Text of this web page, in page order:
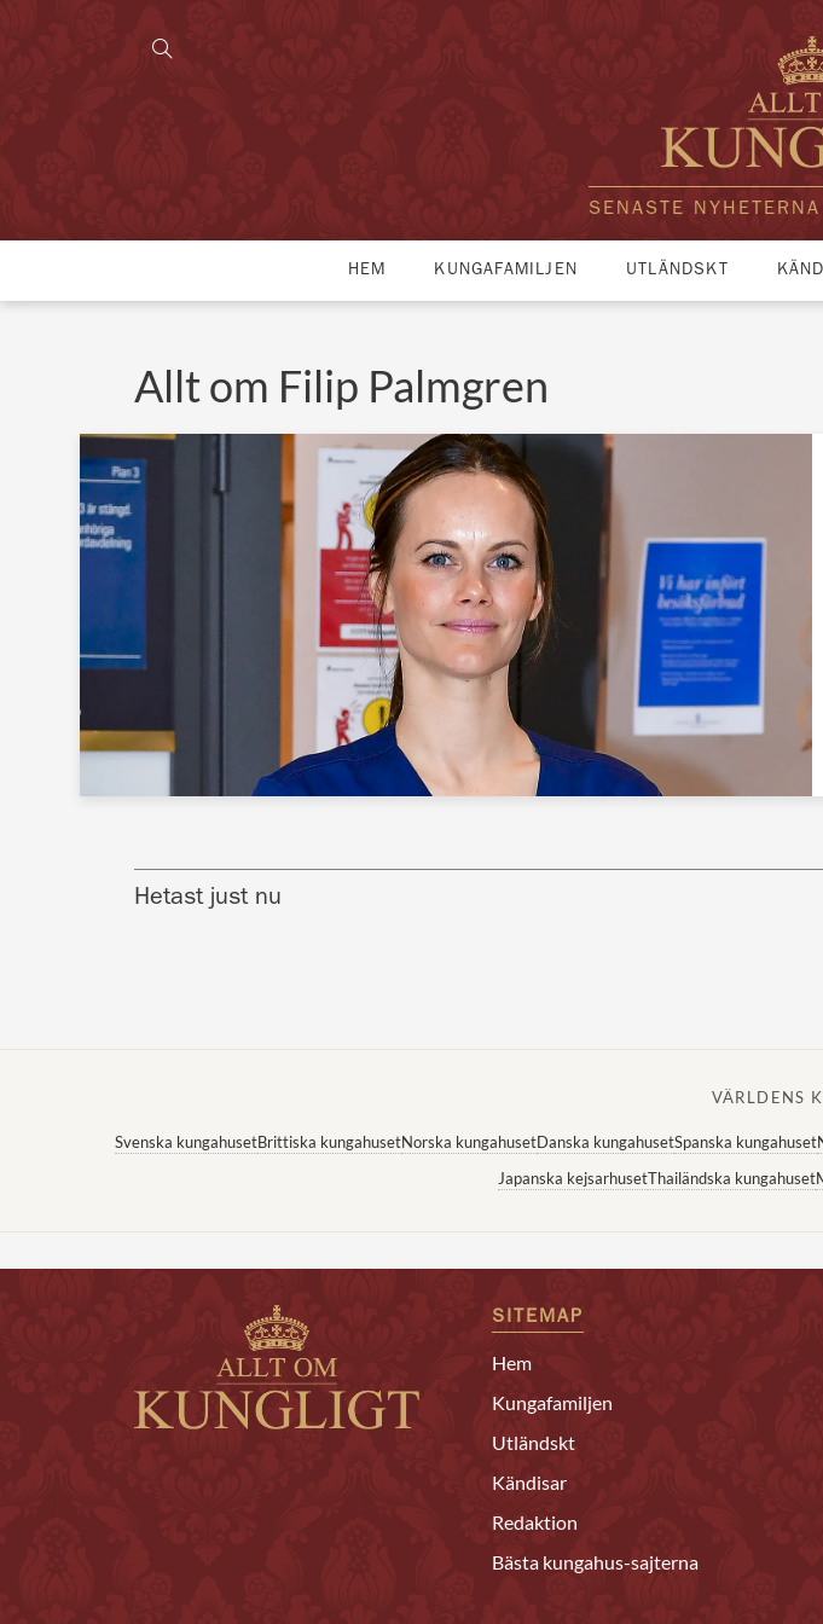
SENASTE
HEM KUNGAFAMILJEN UTLÄNDSKT
Allt om Filip Palmgren
Hetast just nu
VÄRLDENS
Svenska kungahusetBrittiska kungahusetNorska kungahusetDanska kungahusetSpanska kungahuset
Japanska kejsarhusetThailändska kungahuset
SITEMAP
Hem
Kungafamiljen
Utländskt
Kändisar
Redaktion
Bästa kungahus-sajterna